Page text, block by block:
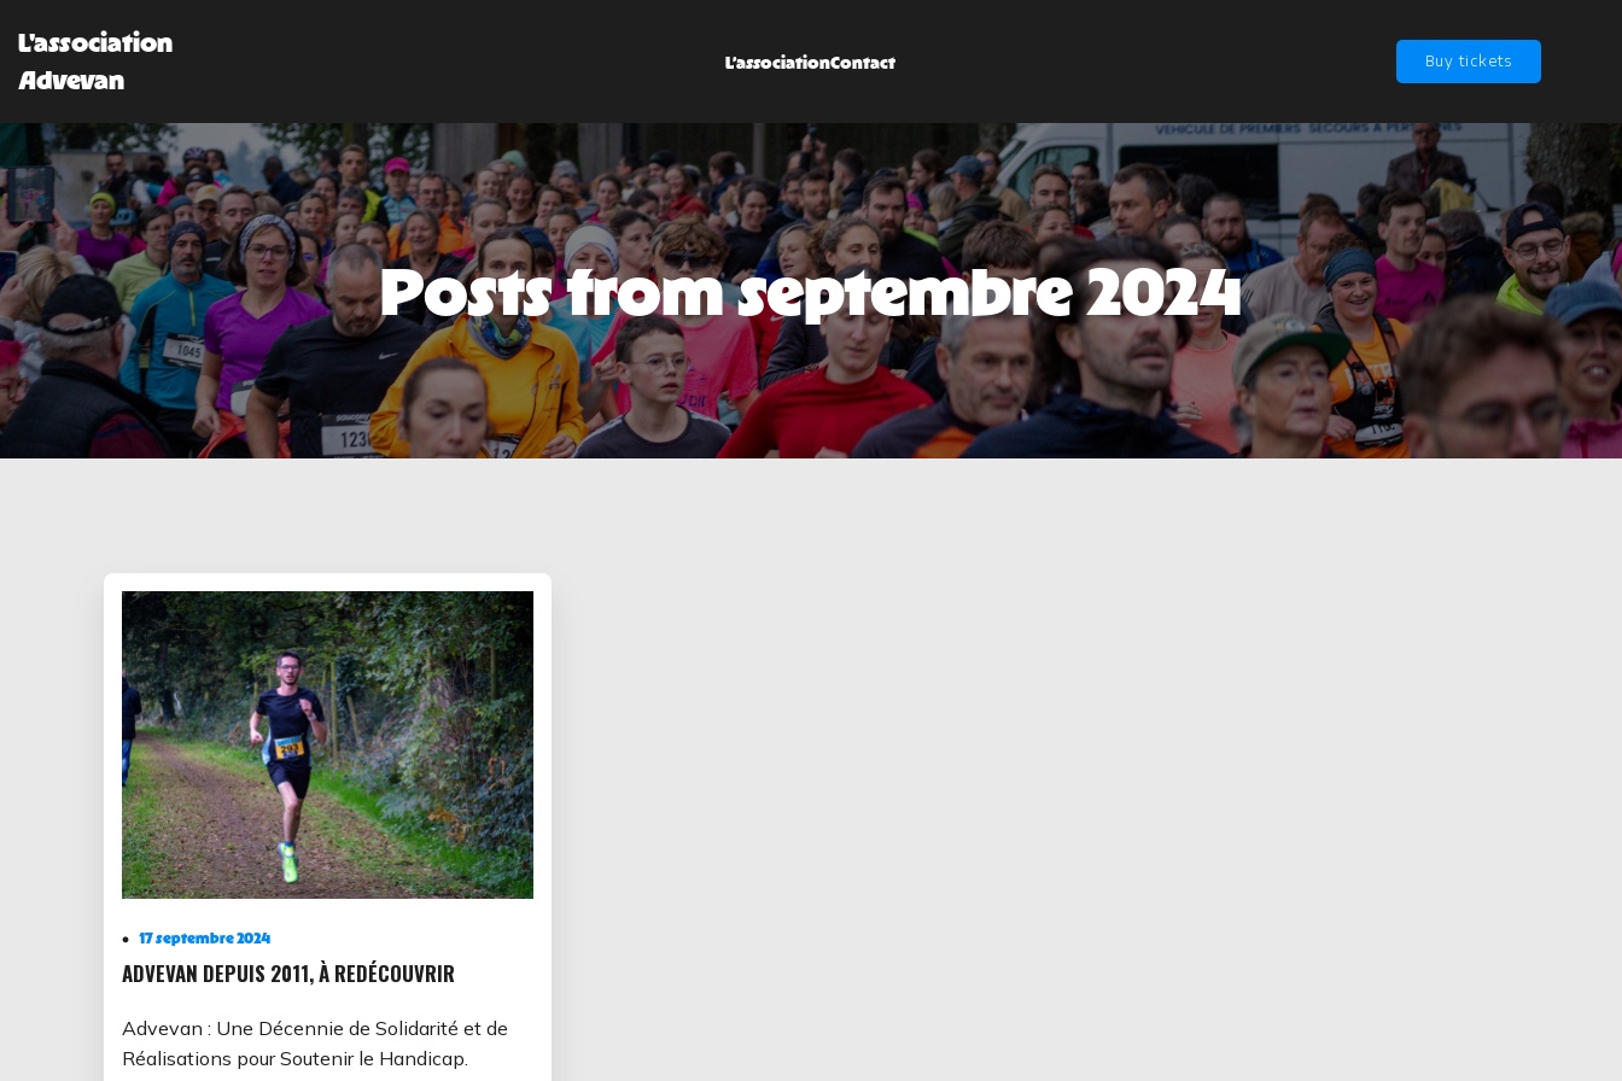
L'association
Advevan
L’associationContact Buy tickets
Posts from septembre 2024
17 septembre 2024
ADVEVAN DEPUIS 2011, À REDÉCOUVRIR
Advevan : Une Décennie de Solidarité et de
Réalisations pour Soutenir le Handicap.